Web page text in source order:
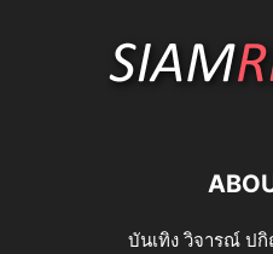
บันเทิง วิจารณ์ ป